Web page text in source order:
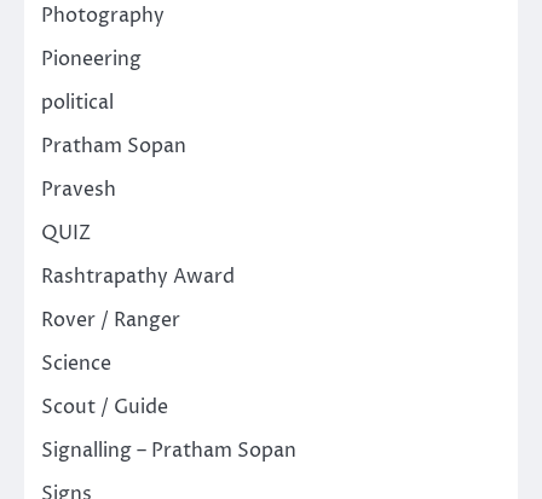
Photography
Pioneering
political
Pratham Sopan
Pravesh
QUIZ
Rashtrapathy Award
Rover / Ranger
Science
Scout / Guide
Signalling – Pratham Sopan